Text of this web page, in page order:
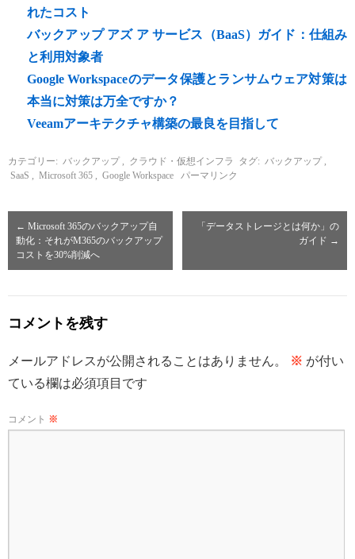
れたコスト
バックアップ アズ ア サービス（BaaS）ガイド：仕組み
と利用対象者
Google Workspaceのデータ保護とランサムウェア対策は
本当に対策は万全ですか？
Veeamアーキテクチャ構築の最良を目指して
カテゴリー: バックアップ , クラウド・仮想インフラ タグ: バックアップ ,
SaaS , Microsoft 365 , Google Workspace パーマリンク
← Microsoft 365のバックアップ自
動化：それがM365のバックアップ
コストを30%削減へ
「データストレージとは何か」の
ガイド →
コメントを残す
メールアドレスが公開されることはありません。 ※ が付い
ている欄は必須項目です
コメント ※